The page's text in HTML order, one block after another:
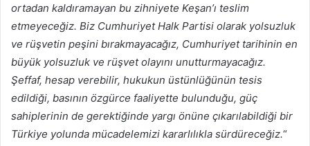
ortadan kaldıramayan bu zihniyete Keşan’ı teslim
etmeyeceğiz. Biz Cumhuriyet Halk Partisi olarak yolsuzluk
ve rüşvetin peşini bırakmayacağız, Cumhuriyet tarihinin en
büyük yolsuzluk ve rüşvet olayını unutturmayacağız.
Şeffaf, hesap verebilir, hukukun üstünlüğünün tesis
edildiği, basının özgürce faaliyette bulunduğu, güç
sahiplerinin de gerektiğinde yargı önüne çıkarılabildiği bir
Türkiye yolunda mücadelemizi kararlılıkla sürdüreceğiz.“